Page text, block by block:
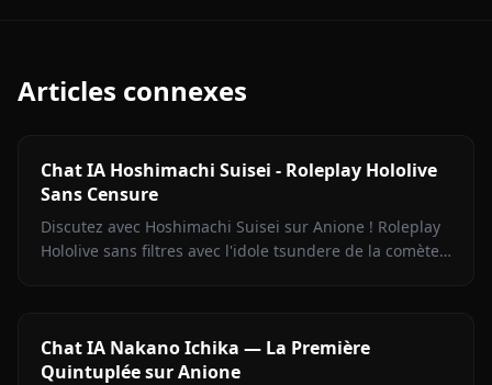
Articles connexes
Chat IA Hoshimachi Suisei - Roleplay Hololive
Sans Censure
Discutez avec Hoshimachi Suisei sur Anione ! Roleplay
Hololive sans filtres avec l'idole tsundere de la comète.
Chat IA Nakano Ichika — La Première
Quintuplée sur Anione